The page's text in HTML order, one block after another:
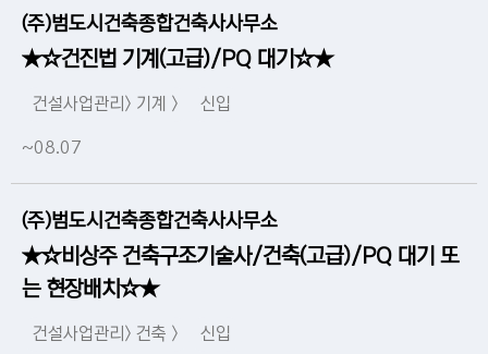
(주)범도시건축종합건축사사무소
★☆건진법 기계(고급)/PQ 대기☆★
건설사업관리> 기계 > 신입
~08.07
(주)범도시건축종합건축사사무소
★☆비상주 건축구조기술사/건축(고급)/PQ 대기 또
는 현장배치☆★
건설사업관리> 건축 > 신입